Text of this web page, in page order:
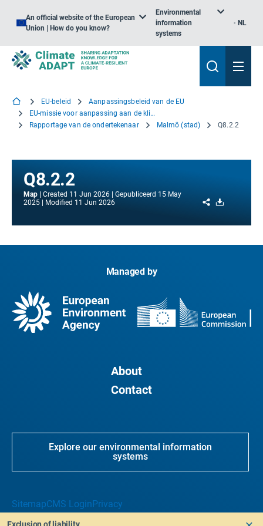
An official website of the European
Union | How do you know?
Environmental
information
systems
NL
EU-beleid
Aanpassingsbeleid van de EU
EU-missie voor aanpassing aan de klimaatverandering
Rapportage van de ondertekenaar
Malmö (stad) Q8.2.2
Q8.2.2
Map Created 11 Jun 2026 Gepubliceerd 15 May
2025
Modified 11 Jun 2026 Share
Managed by
About
Contact
Explore our environmental information
systems
SitemapCMS LoginPrivacy
Exclusion of liability